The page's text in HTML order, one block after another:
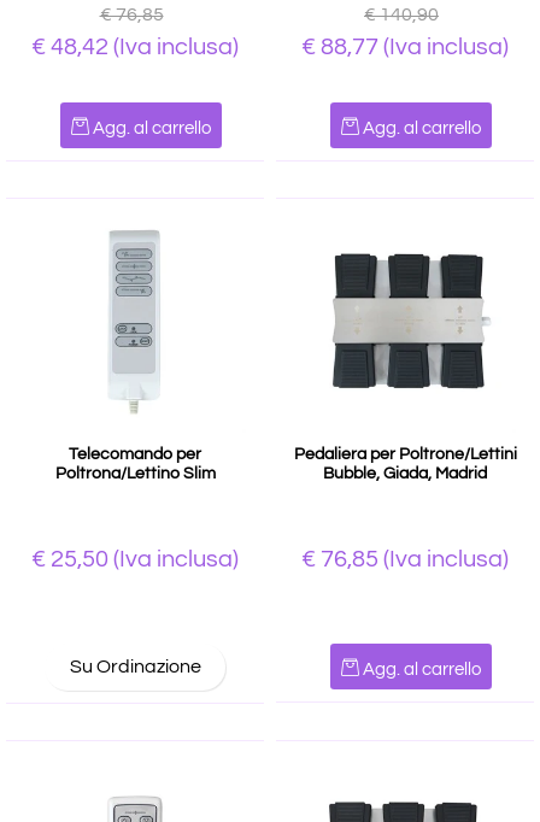
€ 76,85
€ 48,42 (Iva inclusa)
Agg. al carrello
€ 140,90
€ 88,77 (Iva inclusa)
Agg. al carrello
Telecomando per
Poltrona/Lettino Slim
€ 25,50 (Iva inclusa)
Su Ordinazione
Pedaliera per Poltrone/Lettini
Bubble, Giada, Madrid
€ 76,85 (Iva inclusa)
Agg. al carrello